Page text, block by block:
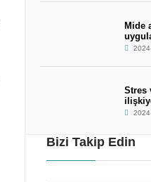
Mide
Stres
Bizi Takip Edin